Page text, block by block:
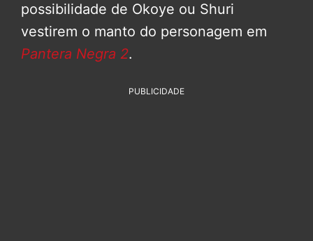
possibilidade de Okoye ou Shuri
vestirem o manto do personagem em
Pantera Negra 2.
PUBLICIDADE